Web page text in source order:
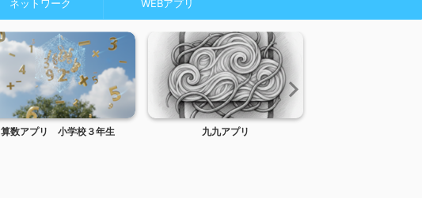
ネットワーク WEBアプリ
算数アプリ 小学校３年生 九九アプリ